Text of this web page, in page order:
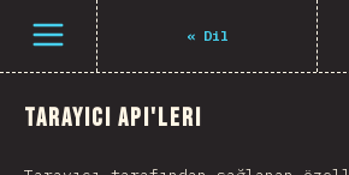
Open menu « Dil
Tarayıcı API'leri
Navigated to The State of JS 2021